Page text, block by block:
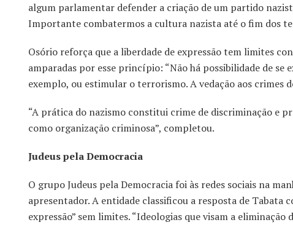
algum parlamentar defender a criação de um partido
Importante combatermos a cultura nazista até o fim dos
Osório reforça que a liberdade de expressão tem limites
amparadas por esse princípio: “Não há possibilidade de
exemplo, ou estimular o terrorismo. A vedação aos crimes
“A prática do nazismo constitui crime de discriminação e
como organização criminosa”, completou.
Judeus pela Democracia
O grupo Judeus pela Democracia foi às redes sociais na
apresentador. A entidade classificou a resposta de Tabata
expressão” sem limites. “Ideologias que visam a